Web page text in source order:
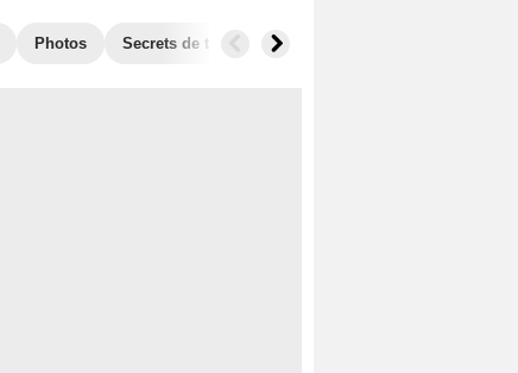
Photos Secrets de tournage